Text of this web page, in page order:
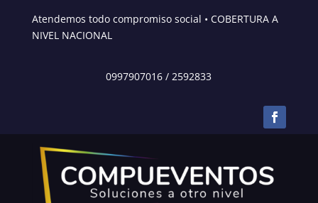
Atendemos todo compromiso social • COBERTURA A
NIVEL NACIONAL
0997907016 /2592833